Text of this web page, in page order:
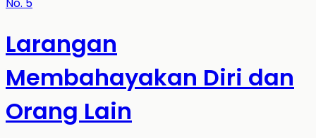
No. 5
Larangan
Membahayakan Diri dan
Orang Lain